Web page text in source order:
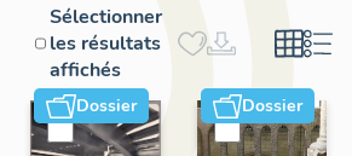
Sélectionner
les résultats
affichés
Dossier Dossier